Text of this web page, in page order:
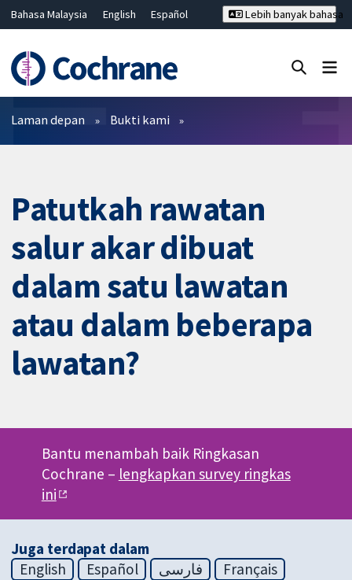
Bahasa Malaysia English
Español
Hrvatski
Deutsch ไทย
繁體中文
简体中文
Lebih banyak bahasa
Penapis
Laman depan Bukti kami
Patutkah rawatan
salur akar dibuat
dalam satu lawatan
atau dalam beberapa
lawatan?
Bantu menambah baik Ringkasan
Cochrane – lengkapkan survey ringkas
ini
Juga terdapat dalam
English
Español فارسی
Français